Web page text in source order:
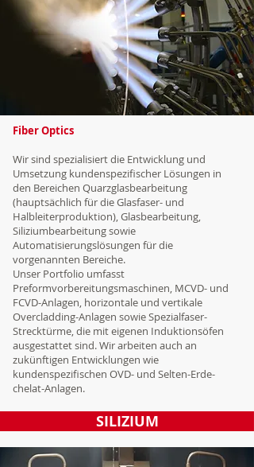
Fiber Optics
Wir sind spezialisiert die Entwicklung und
Umsetzung kundenspezifischer Lösungen in
den Bereichen Quarzglasbearbeitung
(hauptsächlich für die Glasfaser- und
Halbleiterproduktion), Glasbearbeitung,
Siliziumbearbeitung sowie
Automatisierungslösungen für die
vorgenannten Bereiche.
Unser Portfolio umfasst
Preformvorbereitungsmaschinen, MCVD- und
FCVD-Anlagen, horizontale und vertikale
Overcladding-Anlagen sowie Spezialfaser-
Strecktürme, die mit eigenen Induktionsöfen
ausgestattet sind. Wir arbeiten auch an
zukünftigen Entwicklungen wie
kundenspezifischen OVD- und Selten-Erde-
chelat-Anlagen.
SILIZIUM